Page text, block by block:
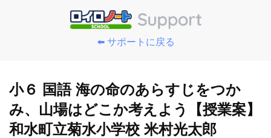
⬅️ サポートに戻る
小６ 国語 海の命のあらすじをつか
み、山場はどこか考えよう【授業案】
和水町立菊水小学校 米村光太郎